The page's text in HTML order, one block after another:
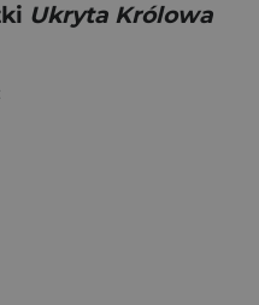
Ukryta Królowa